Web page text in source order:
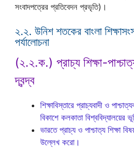
সংবাদপত্রের প্রতিবেদন প্রভৃতি)।
২.২. উনিশ শতকের বাংলা
পর্যালোচনা
(২.২.ক.) প্রাচ্য শিক্ষা-
দ্বন্দ্ব
শিক্ষাবিস্তারে প্রাচ্যবাদী ও
বিকাশে কলকাতা
ভারতে প্রাচ্য ও পাশ্চাত্য শিক্ষা
উল্লেখ করো।